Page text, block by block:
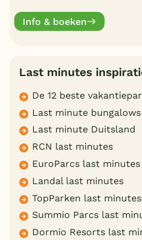
uw past.
Info & boeken
Last minutes
De 12 beste
Last minute bungalows
Last minute Duitsland
RCN last minutes
EuroParcs last minutes
Landal last minutes
TopParken last minutes
Summio Parcs last
Dormio Resorts last